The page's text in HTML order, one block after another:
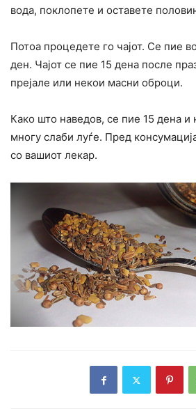
вода, поклопете и оставете
Потоа процедете го чајот. Се пие
ден. Чајот се пие 15 дена после
прејале или некои масни оброци.
Како што наведов, се пие 15 дена и
многу слаби луѓе. Пред
со вашиот лекар.